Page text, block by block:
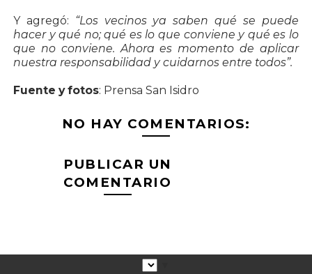
Y agregó: “Los vecinos ya saben qué se puede
hacer y qué no; qué es lo que conviene y qué es lo
que no conviene. Ahora es momento de aplicar
nuestra responsabilidad y cuidarnos entre todos”.
Fuente y fotos: Prensa San Isidro
NO HAY COMENTARIOS:
PUBLICAR UN
COMENTARIO